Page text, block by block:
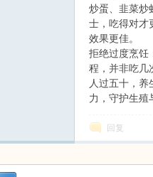
炒蛋、韭菜炒
士，吃得对才
效果更佳。
拒绝过度烹饪
程，并非吃几
人过五十，
力，守护生殖
回复